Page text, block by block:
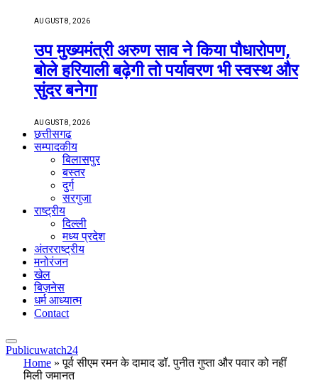
AUGUST 8, 2026
उप मुख्यमंत्री अरुण साव ने किया पौधारोपण,
बोले हरियाली बढ़ेगी तो पर्यावरण भी स्वस्थ और
सुंदर बनेगा
AUGUST 8, 2026
छत्तीसगढ
सम्पादकीय
बिलासपुर
बस्तर
दुर्ग
सरगुजा
राष्ट्रीय
दिल्ली
मध्य प्रदेश
अंतरराष्ट्रीय
मनोरंजन
खेल
बिज़नेस
धर्म आध्यात्म
Contact
Publicuwatch24
Home »पूर्व सीएम रमन के दामाद डॉ. पुनीत गुप्ता और पवार को नहीं
मिली जमानत